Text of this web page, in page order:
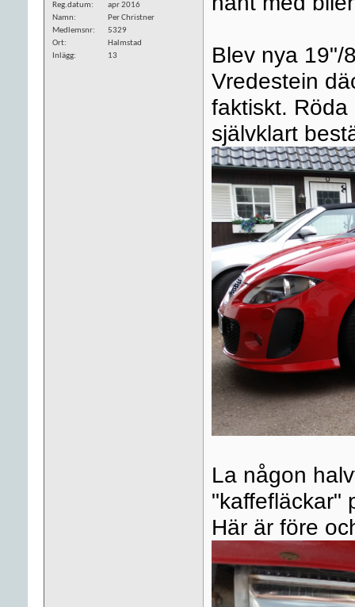
Reg.datum
apr 2016
Namn
Per Christner
Medlemsnr
5329
Ort
Halmstad
Inlägg
13
Blev nya 19"/
Vredestein
faktiskt.
självklart
La någon
"kaffefläckar"
Här är före